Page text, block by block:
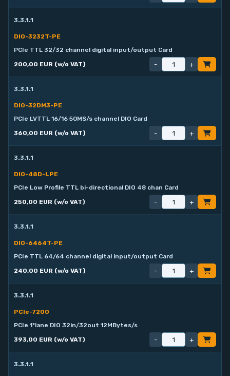
3.3.1.1
DIO-3232T-PE
PCIe TTL 32/32 channel digital input/output Card
200,00 EUR (w/o VAT)
- +
3.3.1.1
DIO-32DM3-PE
PCIe LVTTL 16/16 50MS/s channel DIO Card
360,00 EUR (w/o VAT)
- +
3.3.1.1
DIO-48D-LPE
PCIe Low Profile TTL bi-directional DIO 48 chan Card
250,00 EUR (w/o VAT)
- +
3.3.1.1
DIO-6464T-PE
PCIe TTL 64/64 channel digital input/output Card
240,00 EUR (w/o VAT)
- +
3.3.1.1
PCIe-7200
PCIe 1*lane DIO 32in/32out 12MBytes/s
393,00 EUR (w/o VAT)
- +
3.3.1.1